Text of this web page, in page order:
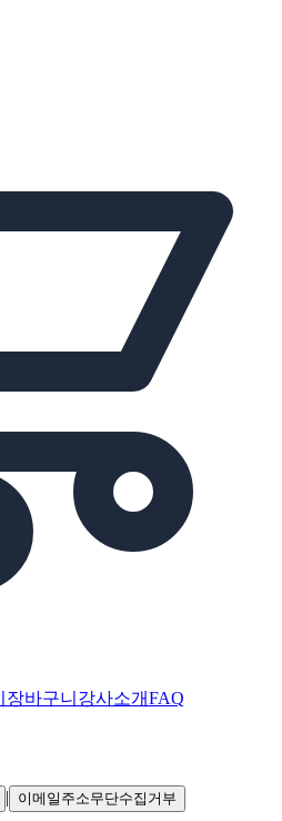
장바구니 강사소개FAQ
| 이메일주소무단수집거부